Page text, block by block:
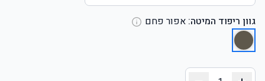
גוון ריפוד המיטה: אפור פחם